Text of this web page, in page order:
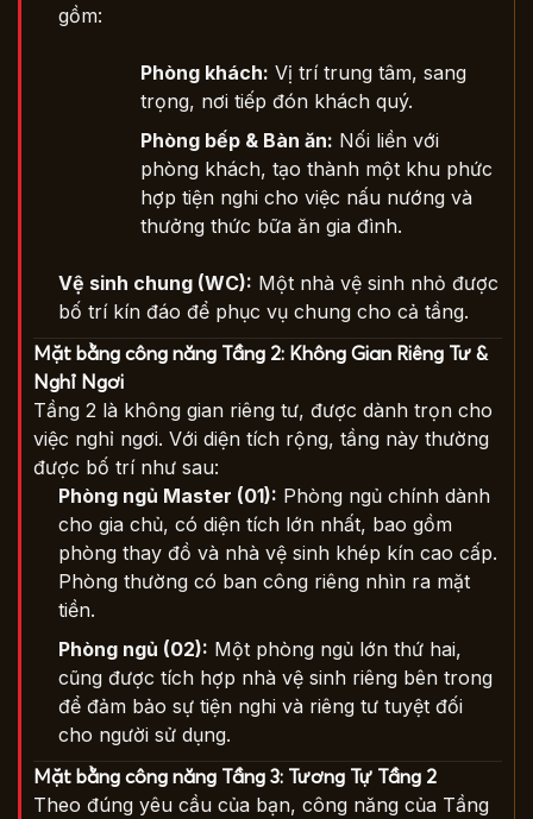
gồm:
Phòng khách: Vị trí trung tâm, sang
trọng, nơi tiếp đón khách quý.
Phòng bếp & Bàn ăn: Nối liền với
phòng khách, tạo thành một khu phức
hợp tiện nghi cho việc nấu nướng và
thưởng thức bữa ăn gia đình.
Vệ sinh chung (WC): Một nhà vệ sinh nhỏ được
bố trí kín đáo để phục vụ chung cho cả tầng.
Mặt bằng công năng Tầng 2: Không Gian Riêng Tư &
Nghỉ Ngơi
Tầng 2 là không gian riêng tư, được dành trọn cho
việc nghỉ ngơi. Với diện tích rộng, tầng này thường
được bố trí như sau:
Phòng ngủ Master (01): Phòng ngủ chính dành
cho gia chủ, có diện tích lớn nhất, bao gồm
phòng thay đồ và nhà vệ sinh khép kín cao cấp.
Phòng thường có ban công riêng nhìn ra mặt
tiền.
Phòng ngủ (02): Một phòng ngủ lớn thứ hai,
cũng được tích hợp nhà vệ sinh riêng bên trong
để đảm bảo sự tiện nghi và riêng tư tuyệt đối
cho người sử dụng.
Mặt bằng công năng Tầng 3: Tương Tự Tầng 2
Theo đúng yêu cầu của bạn, công năng của Tầng